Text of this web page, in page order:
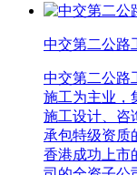
中交第二公路
中交第二公路
施工为主业，
施工设计、咨
承包特级资质
香港成功上市